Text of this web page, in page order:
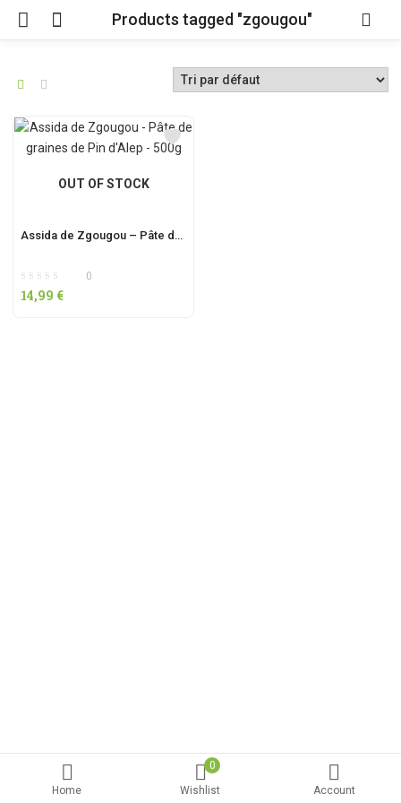
Products tagged "zgougou"
Home
0
Wishlist
Account
OUT OF STOCK
Assida de Zgougou – Pâte de graines de Pin d’Alep – 500g
0
14,99 €